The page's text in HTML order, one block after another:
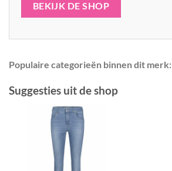
BEKIJK DE SHOP
Populaire categorieën binnen dit merk:
Suggesties uit de shop